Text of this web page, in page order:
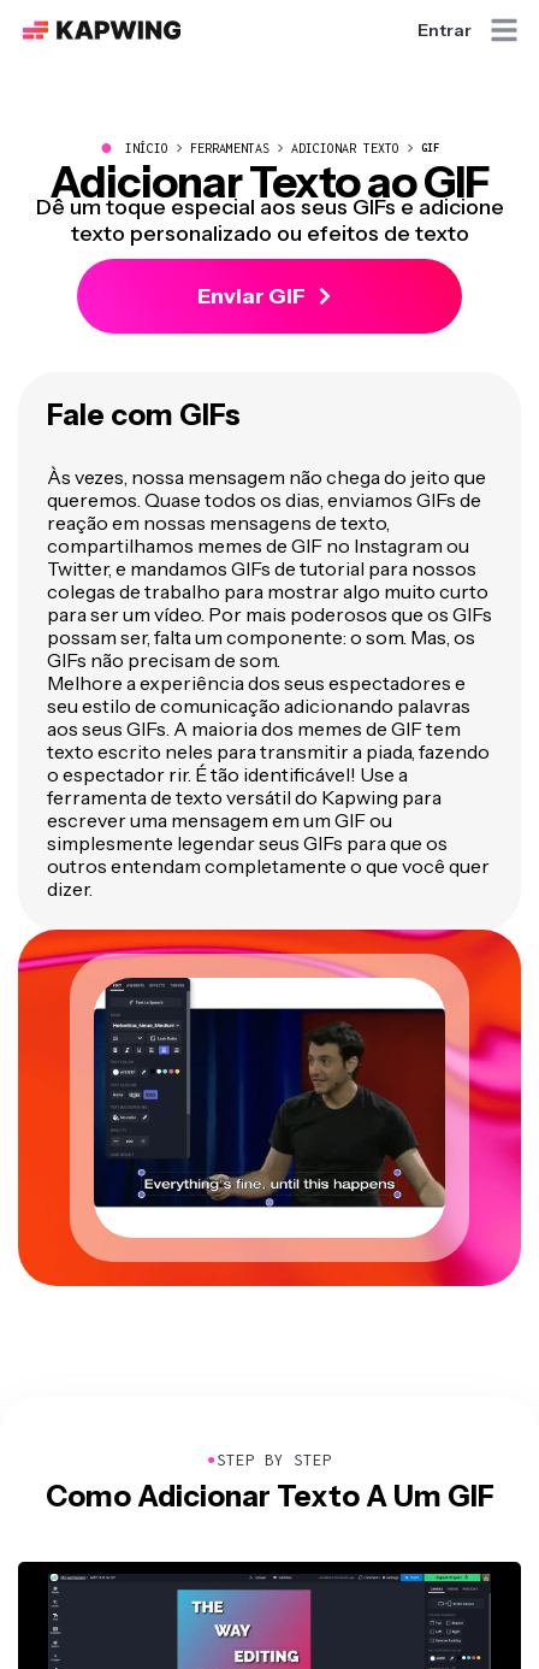
Entrar
● INÍCIO FERRAMENTAS ADICIONAR TEXTO GIF
Adicionar Texto ao GIF
Dê um toque especial aos seus GIFs e adicione
texto personalizado ou efeitos de texto
Enviar GIF
Fale com GIFs
Às vezes, nossa mensagem não chega do jeito que
queremos. Quase todos os dias, enviamos GIFs de
reação em nossas mensagens de texto,
compartilhamos memes de GIF no Instagram ou
Twitter, e mandamos GIFs de tutorial para nossos
colegas de trabalho para mostrar algo muito curto
para ser um vídeo. Por mais poderosos que os GIFs
possam ser, falta um componente: o som. Mas, os
GIFs não precisam de som.
Melhore a experiência dos seus espectadores e
seu estilo de comunicação adicionando palavras
aos seus GIFs. A maioria dos memes de GIF tem
texto escrito neles para transmitir a piada, fazendo
o espectador rir. É tão identificável! Use a
ferramenta de texto versátil do Kapwing para
escrever uma mensagem em um GIF ou
simplesmente legendar seus GIFs para que os
outros entendam completamente o que você quer
dizer.
●STEP BY STEP
Como Adicionar Texto A Um GIF